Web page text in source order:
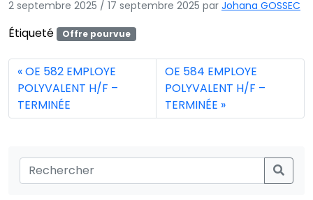
2 septembre 2025 / 17 septembre 2025 par Johana GOSSEC
Étiqueté Offre pourvue
OE 582 EMPLOYE
POLYVALENT H/F –
TERMINÉE
OE 584 EMPLOYE
POLYVALENT H/F –
TERMINÉE